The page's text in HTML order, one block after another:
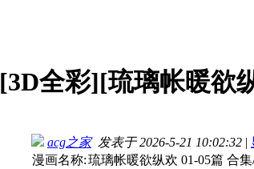
[3D全彩][琉璃帐暖欲
acg之家发表于 2026-5-21 10:02:32 |
漫画名称:琉璃帐暖欲纵欢 01-05篇 合